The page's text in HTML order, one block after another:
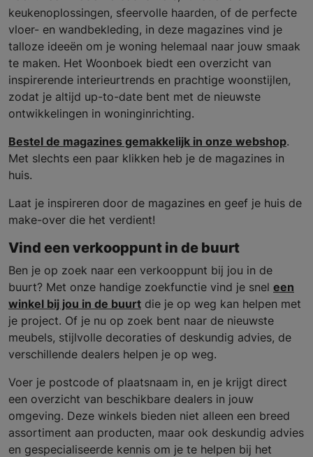
keukenoplossingen, sfeervolle haarden, of de perfecte
vloer- en wandbekleding, in deze magazines vind je
talloze ideeën om je woning helemaal naar jouw smaak
te maken. Het Woonboek biedt een overzicht van
inspirerende interieurtrends en prachtige woonstijlen,
zodat je altijd up-to-date bent met de nieuwste
ontwikkelingen in woninginrichting.
Bestel de magazines gemakkelijk in onze webshop.
Met slechts een paar klikken heb je de magazines in
huis.
Laat je inspireren door de magazines en geef je huis de
make-over die het verdient!
Vind een verkooppunt in de buurt
Ben je op zoek naar een verkooppunt bij jou in de
buurt? Met onze handige zoekfunctie vind je snel een
winkel bij jou in de buurt die je op weg kan helpen met
je project. Of je nu op zoek bent naar de nieuwste
meubels, stijlvolle decoraties of deskundig advies, de
verschillende dealers helpen je op weg.
Voer je postcode of plaatsnaam in, en je krijgt direct
een overzicht van beschikbare dealers in jouw
omgeving. Deze winkels bieden niet alleen een breed
assortiment aan producten, maar ook deskundig advies
en gespecialiseerde kennis om je te helpen bij het